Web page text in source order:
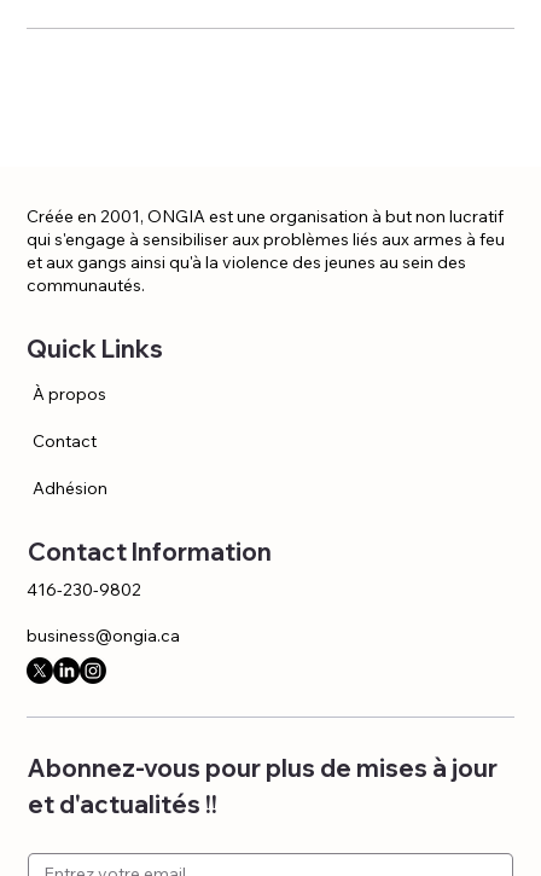
Créée en 2001, ONGIA est une organisation à but non lucratif
qui s'engage à sensibiliser aux problèmes liés aux armes à feu
et aux gangs ainsi qu'à la violence des jeunes au sein des
communautés.
Quick Links
À propos
Contact
Adhésion
Contact Information
416-230-9802
business@ongia.ca
Abonnez-vous pour plus de mises à jour
et d'actualités !!